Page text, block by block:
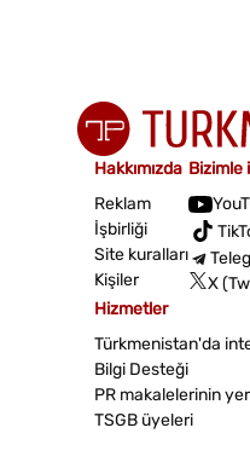
Hakkımızda
Reklam
İşbirliği
Site kuralları
Kişiler
Bizimle
X
Hizmetler
Türkmenistan'da
Bilgi Desteği
PR makalelerinin
TSGB üyeleri